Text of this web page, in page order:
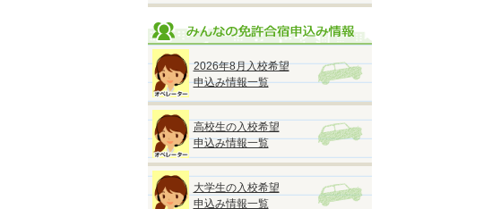
2026年8月入校希望
申込み情報一覧
高校生の入校希望
申込み情報一覧
大学生の入校希望
申込み情報一覧